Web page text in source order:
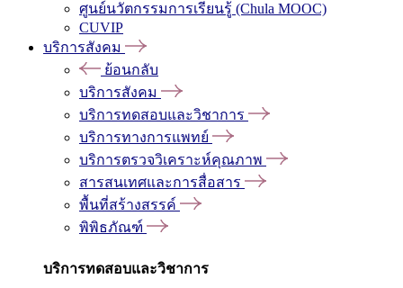
ศูนย์นวัตกรรมการเรียนรู้ (Chula MOOC)
CUVIP
บริการสังคม
ย้อนกลับ
บริการสังคม
บริการทดสอบและวิชาการ
บริการทางการแพทย์
บริการตรวจวิเคราะห์คุณภาพ
สารสนเทศและการสื่อสาร
พื้นที่สร้างสรรค์
พิพิธภัณฑ์
บริการทดสอบและวิชาการ